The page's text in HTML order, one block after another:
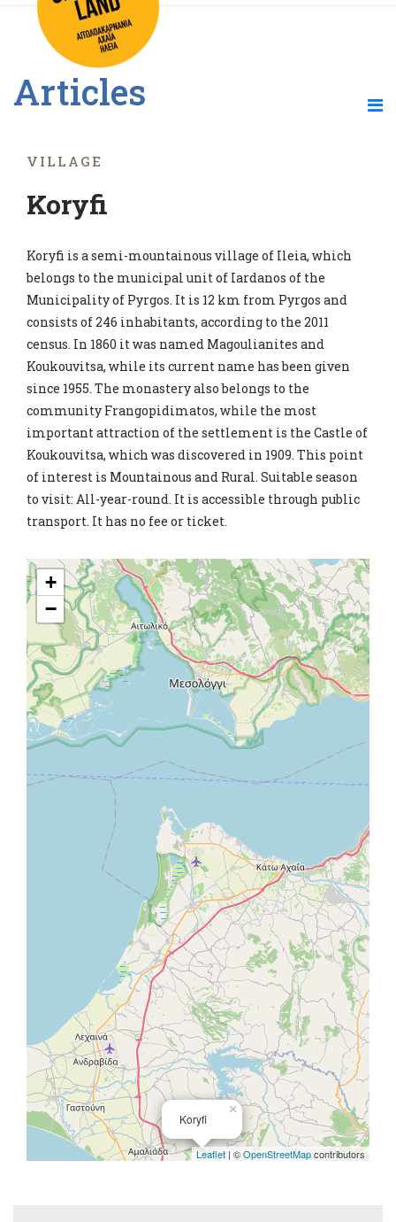
Articles
VILLAGE
Koryfi
Koryfi is a semi-mountainous village of Ileia, which
belongs to the municipal unit of Iardanos of the
Municipality of Pyrgos. It is 12 km from Pyrgos and
consists of 246 inhabitants, according to the 2011
census. In 1860 it was named Magoulianites and
Koukouvitsa, while its current name has been given
since 1955. The monastery also belongs to the
community Frangopidimatos, while the most
important attraction of the settlement is the Castle of
Koukouvitsa, which was discovered in 1909. This point
of interest is Mountainous and Rural. Suitable season
to visit: All-year-round. It is accessible through public
transport. It has no fee or ticket.
Koryfi
×
+
−
Leaflet | ©OpenStreetMapcontributors